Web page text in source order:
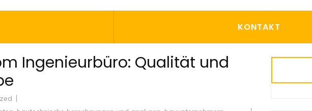
KONTAKT
Ingenieurbüro: Qualität und